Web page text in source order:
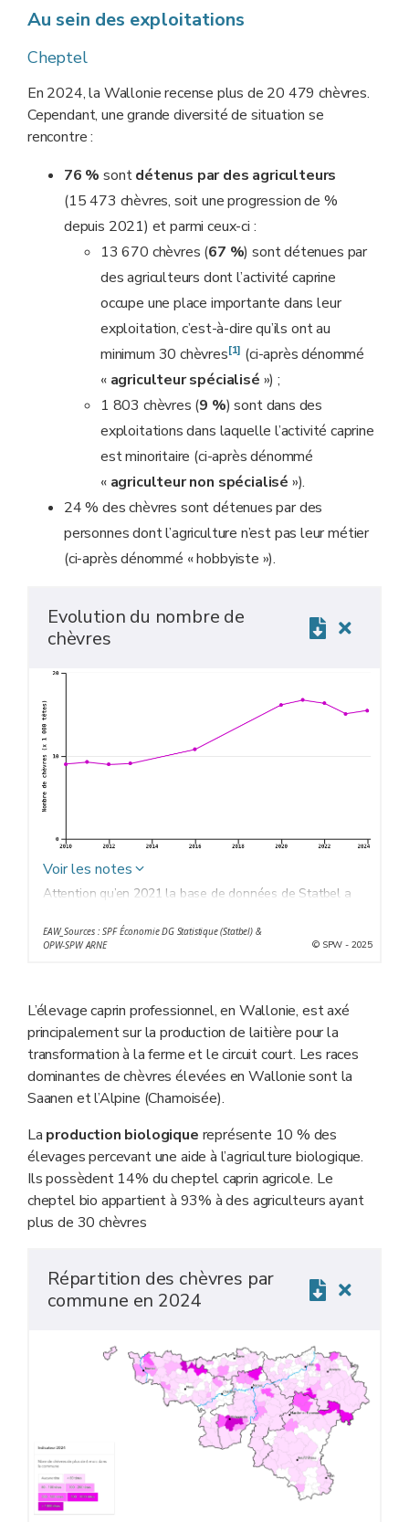
Au sein des exploitations
Cheptel
En 2024, la Wallonie recense plus de 20 479 chèvres.
Cependant, une grande diversité de situation se
rencontre :
76 % sontdétenus par des agriculteurs
(15 473 chèvres, soit une progression de %
depuis 2021) et parmi ceux-ci :
13 670 chèvres (67 %) sont détenues par
des agriculteurs dont l’activité caprine
occupe une place importante dans leur
exploitation, c’est-à-dire qu’ils ont au
minimum 30 chèvres[1] (ci-après dénommé
« agriculteur spécialisé ») ;
1 803 chèvres (9 %) sont dans des
exploitations dans laquelle l’activité caprine
est minoritaire (ci-après dénommé
« agriculteur non spécialisé »).
24 % des chèvres sont détenues par des
personnes dont l’agriculture n’est pas leur métier
(ci-après dénommé « hobbyiste »).
Evolution du nombre de
chèvres
Voir les notes
Attention qu’en 2021 la base de données de Statbel a
l’ARSIA afin de disposer de données annuelles.
fécondité et de lactation. L’impact de cette maladie sur
le cheptel wallon se verra seulement dans les années
ultérieures.
EAW_Sources : SPF Économie DG Statistique (Statbel) &
OPW-SPW ARNE
© SPW - 2025
L’élevage caprin professionnel, en Wallonie, est axé
principalement sur la production de laitière pour la
transformation à la ferme et le circuit court. Les races
dominantes de chèvres élevées en Wallonie sont la
Saanen et l’Alpine (Chamoisée).
La production biologique représente 10 % des
élevages percevant une aide à l’agriculture biologique.
Ils possèdent 14% du cheptel caprin agricole. Le
cheptel bio appartient à 93% à des agriculteurs ayant
plus de 30 chèvres
Répartition des chèvres par
commune en 2024